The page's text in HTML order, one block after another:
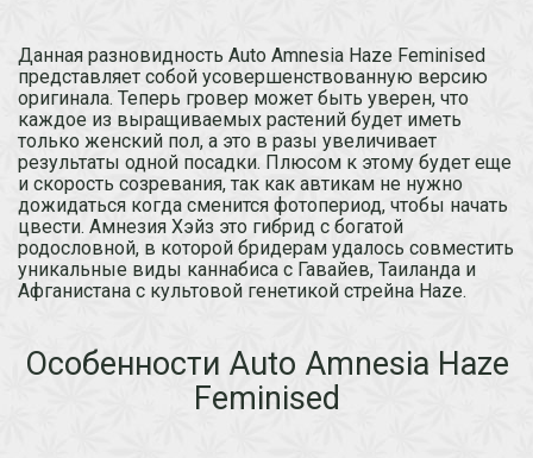
Данная разновидность Auto Amnesia Haze Feminised
представляет собой усовершенствованную версию
оригинала. Теперь гровер может быть уверен, что
каждое из выращиваемых растений будет иметь
только женский пол, а это в разы увеличивает
результаты одной посадки. Плюсом к этому будет еще
и скорость созревания, так как автикам не нужно
дожидаться когда сменится фотопериод, чтобы начать
цвести. Амнезия Хэйз это гибрид с богатой
родословной, в которой бридерам удалось совместить
уникальные виды каннабиса с Гавайев, Таиланда и
Афганистана с культовой генетикой стрейна Haze.
Особенности Auto Amnesia Haze
Feminised